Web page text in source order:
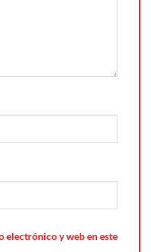
electrónico y web en este